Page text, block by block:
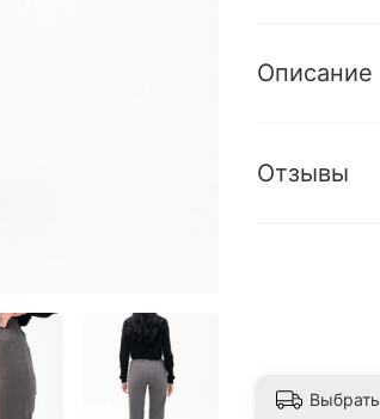
Описание
Отзывы
Выбрать